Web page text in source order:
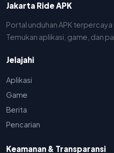
Jakarta Ride APK
Portal unduhan APK
Temukan aplikasi, game, dan
Jelajahi
Aplikasi
Game
Berita
Pencarian
Keamanan & Transparansi